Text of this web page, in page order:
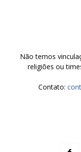
Não temos
religiões ou
Contato: